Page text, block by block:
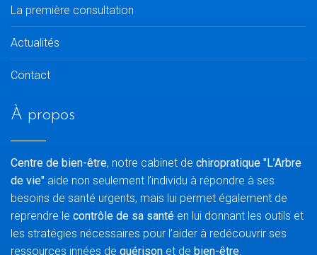
La première consultation
Actualités
Contact
À propos
Centre de bien-être, notre cabinet de chiropratique "L’Arbre
de vie" aide non seulement l’individu à répondre à ses
besoins de santé urgents, mais lui permet également de
reprendre le contrôle de sa santé en lui donnant les outils et
les stratégies nécessaires pour l’aider à redécouvrir ses
ressources innées de guérison et de bien-être.